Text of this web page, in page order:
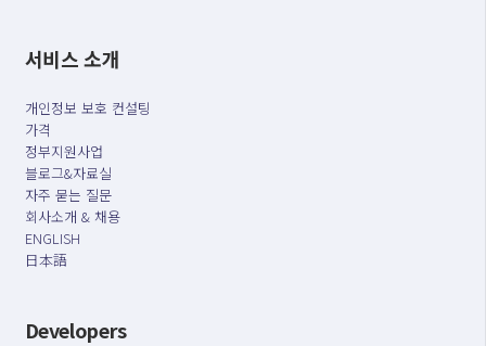
서비스 소개
개인정보 보호 컨설팅
가격
정부지원사업
블로그&자료실
자주 묻는 질문
회사소개 & 채용
ENGLISH
日本語
Developers